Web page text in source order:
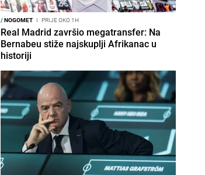
/NOGOMET I PRIJE OKO 1H
Real Madrid završio megatransfer: Na
Bernabeu stiže najskuplji Afrikanac u
historiji